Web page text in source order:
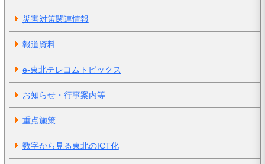
災害対策関連情報
報道資料
e-東北テレコムトピックス
お知らせ・行事案内等
重点施策
数字から見る東北のICT化